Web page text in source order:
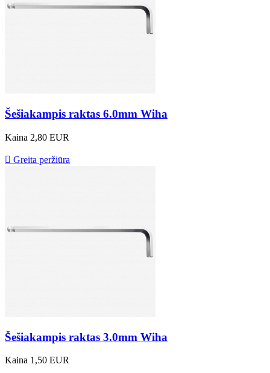
Šešiakampis raktas 6.0mm Wiha
Kaina 2,80 EUR
 Greita peržiūra
Šešiakampis raktas 3.0mm Wiha
Kaina 1,50 EUR